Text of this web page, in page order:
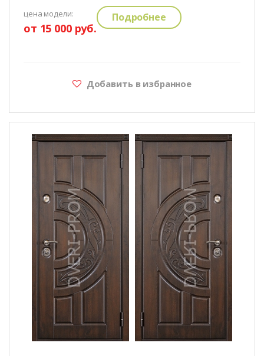
цена модели:
от 15 000 руб.
Подробнее
Добавить в избранное